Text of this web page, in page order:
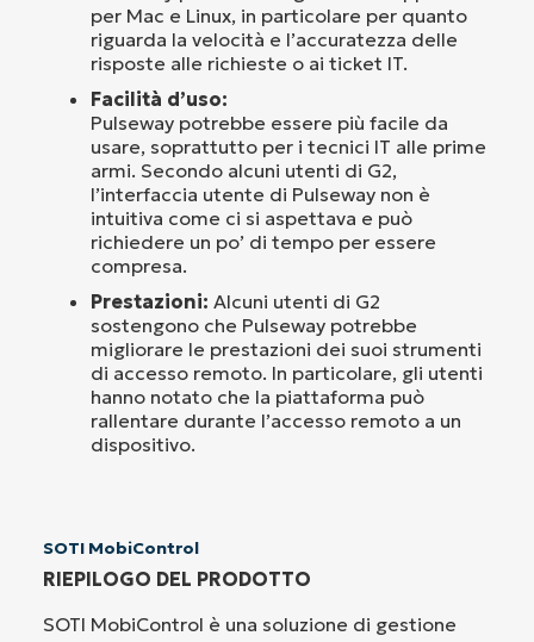
per Mac e Linux, in particolare per quanto
riguarda la velocità e l’accuratezza delle
risposte alle richieste o ai ticket IT.
Facilità d’uso:
Pulseway potrebbe essere più facile da
usare, soprattutto per i tecnici IT alle prime
armi. Secondo alcuni utenti di G2,
l’interfaccia utente di Pulseway non è
intuitiva come ci si aspettava e può
richiedere un po’ di tempo per essere
compresa.
Prestazioni: Alcuni utenti di G2
sostengono che Pulseway potrebbe
migliorare le prestazioni dei suoi strumenti
di accesso remoto. In particolare, gli utenti
hanno notato che la piattaforma può
rallentare durante l’accesso remoto a un
dispositivo.
SOTI MobiControl
RIEPILOGO DEL PRODOTTO
SOTI MobiControl è una soluzione di gestione